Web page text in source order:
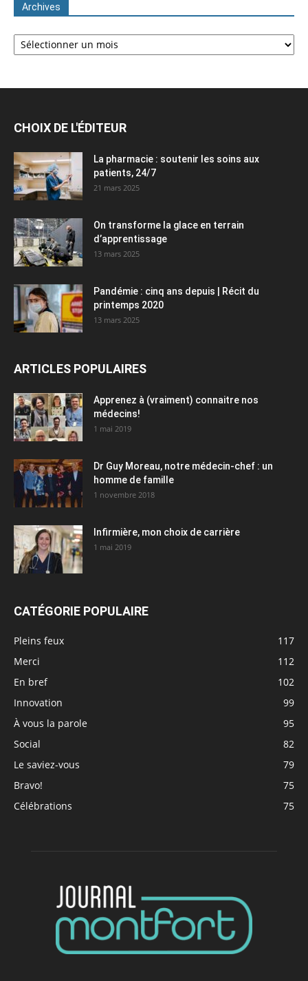
Archives
Archives
CHOIX DE L'ÉDITEUR
La pharmacie : soutenir les soins aux
patients, 24/7
21 mars 2025
On transforme la glace en terrain
d’apprentissage
13 mars 2025
Pandémie : cinq ans depuis | Récit du
printemps 2020
13 mars 2025
ARTICLES POPULAIRES
Apprenez à (vraiment) connaitre nos
médecins!
1 mai 2019
Dr Guy Moreau, notre médecin-chef : un
homme de famille
1 novembre 2018
Infirmière, mon choix de carrière
1 mai 2019
CATÉGORIE POPULAIRE
Pleins feux
117
Merci
112
En bref
102
Innovation
99
À vous la parole
95
Social
82
Le saviez-vous
79
Bravo!
75
Célébrations
75